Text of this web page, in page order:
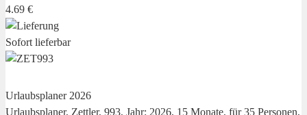
4.69 €
Sofort lieferbar
Urlaubsplaner 2026
Urlaubsplaner, Zettler, 993, Jahr: 2026, 15 Monate, für 35 Personen,